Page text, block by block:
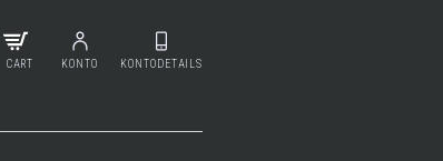
CART KONTO KONTODETAILS